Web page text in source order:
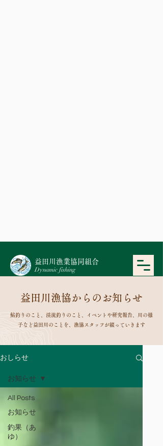
​益田川漁業協同組合
Dynamic fishing
益田川漁協からのお知らせ
鮎釣りのこと、渓流釣りのこと、イベントや研究報告、川の様
子など益田川のことを、漁協スタッフが綴っていきます
おしらせ
All Posts
お知らせ
釣果（あ
ゆ）
お知らせ